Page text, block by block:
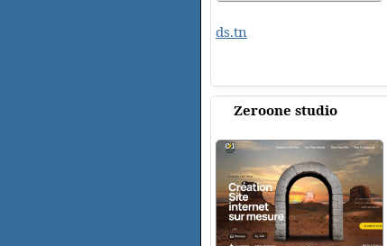
ds.tn
Zeroone studio